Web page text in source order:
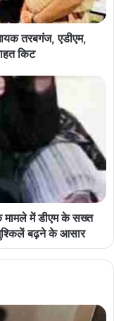
तरबगंज, एडीएम,
किट
मामले में डीएम के सख्त
मुश्किलें बढ़ने के आसार